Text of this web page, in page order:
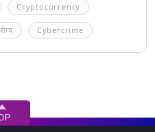
Cryptocurrency
Cybercrime